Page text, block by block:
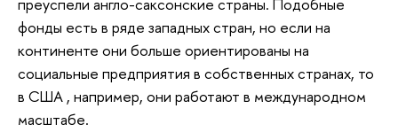
преуспели англо-саксонские страны. Подобные
фонды есть в ряде западных стран, но если на
континенте они больше ориентированы на
социальные предприятия в собственных странах, то
в США , например, они работают в международном
масштабе.